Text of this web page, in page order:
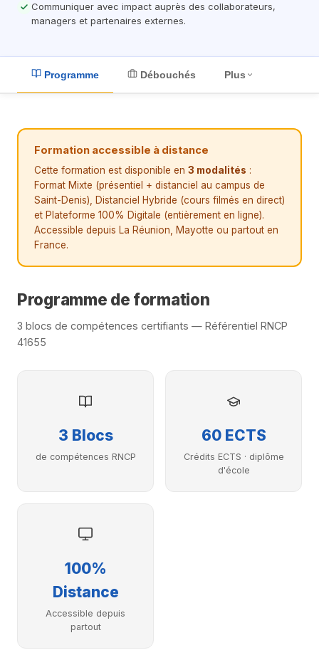
Communiquer avec impact auprès des collaborateurs,
managers et partenaires externes.
Programme Débouchés Plus
Formation accessible à distance
Cette formation est disponible en 3 modalités :
Format Mixte (présentiel + distanciel au campus de
Saint-Denis), Distanciel Hybride (cours filmés en direct)
et Plateforme 100% Digitale (entièrement en ligne).
Accessible depuis La Réunion, Mayotte ou partout en
France.
Programme de formation
3 blocs de compétences certifiants — Référentiel RNCP
41655
3 Blocs
de compétences RNCP
60 ECTS
Crédits ECTS · diplôme
d'école
100%
Distance
Accessible depuis
partout